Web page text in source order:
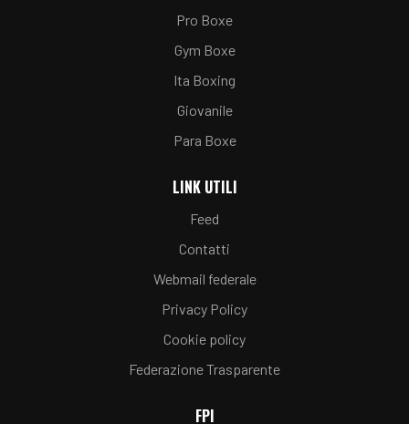
Pro Boxe
Gym Boxe
Ita Boxing
Giovanile
Para Boxe
LINK UTILI
Feed
Contatti
Webmail federale
Privacy Policy
Cookie policy
Federazione Trasparente
FPI